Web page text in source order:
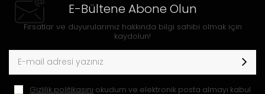
E-Bültene Abone Olun
Fırsatlar ve duyurularımız hakkında bilgi sahibi olmak için
kaydolun!
Gizlilik politikasını okudum ve elektronik posta almayı kabul